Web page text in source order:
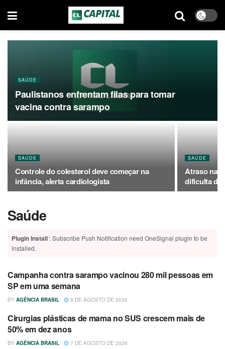
SAÚDE
Paulistanos enfrentam filas para tomar
vacina contra sarampo
SAÚDE
Controle do colesterol deve começar na
infância, alerta cardiologista
SAÚDE
Atraso na
dificulta
Saúde
Plugin Install : Subscribe Push Notification need OneSignal plugin to be
installed.
SAÚDE
Campanha contra sarampo vacinou 280 mil pessoas em
SP em uma semana
BY AGÊNCIA BRASIL 8 DE AGOSTO DE 2026
SAÚDE
Cirurgias plásticas de mama no SUS crescem mais de
50% em dez anos
BY AGÊNCIA BRASIL 7 DE AGOSTO DE 2026